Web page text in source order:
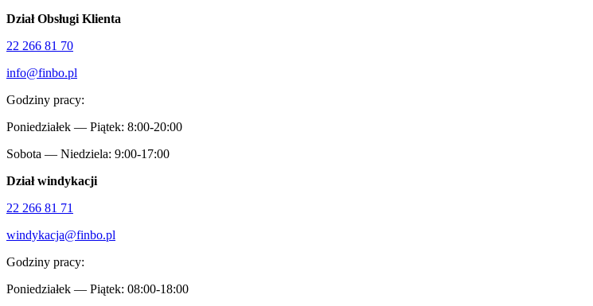
Dział Obsługi Klienta
22 266 81 70
info@finbo.pl
Godziny pracy:
Poniedziałek — Piątek: 8:00-20:00
Sobota — Niedziela: 9:00-17:00
Dział windykacji
22 266 81 71
windykacja@finbo.pl
Godziny pracy:
Poniedziałek — Piątek: 08:00-18:00